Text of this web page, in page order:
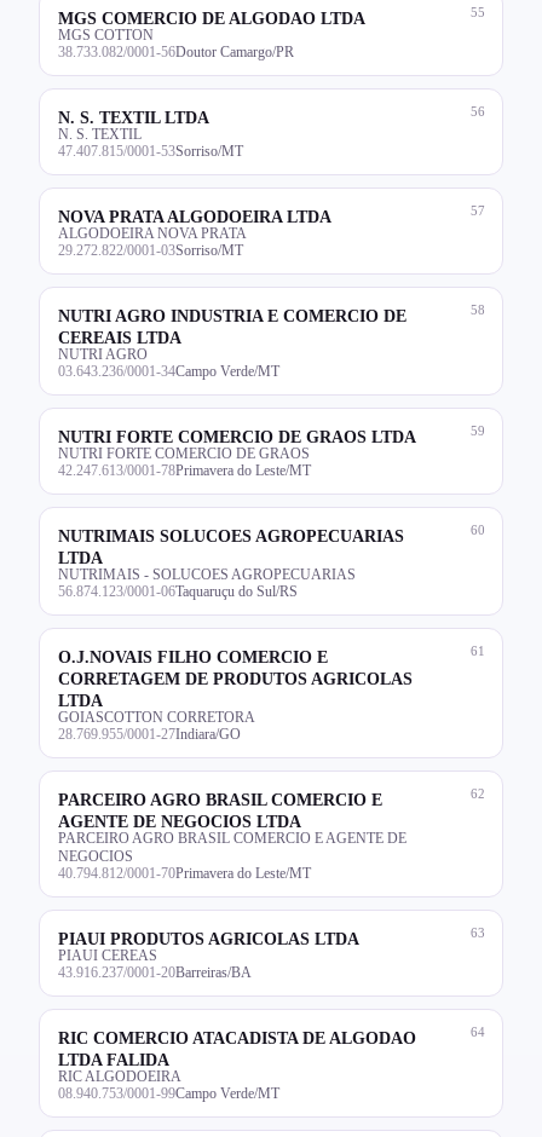
55
MGS COMERCIO DE ALGODAO LTDA
MGS COTTON
38.733.082/0001-56Doutor Camargo/PR
56
N. S. TEXTIL LTDA
N. S. TEXTIL
47.407.815/0001-53Sorriso/MT
57
NOVA PRATA ALGODOEIRA LTDA
ALGODOEIRA NOVA PRATA
29.272.822/0001-03Sorriso/MT
58
NUTRI AGRO INDUSTRIA E COMERCIO DE
CEREAIS LTDA
NUTRI AGRO
03.643.236/0001-34Campo Verde/MT
59
NUTRI FORTE COMERCIO DE GRAOS LTDA
NUTRI FORTE COMERCIO DE GRAOS
42.247.613/0001-78Primavera do Leste/MT
60
NUTRIMAIS SOLUCOES AGROPECUARIAS
LTDA
NUTRIMAIS - SOLUCOES AGROPECUARIAS
56.874.123/0001-06Taquaruçu do Sul/RS
61
O.J.NOVAIS FILHO COMERCIO E
CORRETAGEM DE PRODUTOS AGRICOLAS
LTDA
GOIASCOTTON CORRETORA
28.769.955/0001-27Indiara/GO
62
PARCEIRO AGRO BRASIL COMERCIO E
AGENTE DE NEGOCIOS LTDA
PARCEIRO AGRO BRASIL COMERCIO E AGENTE DE
NEGOCIOS
40.794.812/0001-70Primavera do Leste/MT
63
PIAUI PRODUTOS AGRICOLAS LTDA
PIAUI CEREAS
43.916.237/0001-20Barreiras/BA
64
RIC COMERCIO ATACADISTA DE ALGODAO
LTDA FALIDA
RIC ALGODOEIRA
08.940.753/0001-99Campo Verde/MT